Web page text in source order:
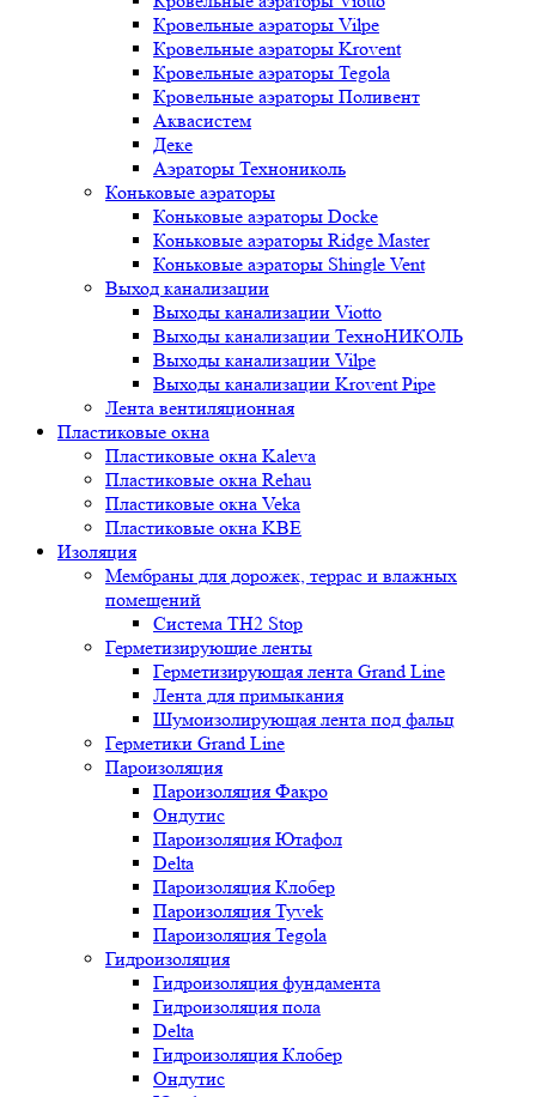
Кровельные аэраторы Vilpe
Кровельные аэраторы Krovent
Кровельные аэраторы Tegola
Кровельные аэраторы Поливент
Аквасистем
Деке
Аэраторы Технониколь
Коньковые аэраторы
Коньковые аэраторы Docke
Коньковые аэраторы Ridge Master
Коньковые аэраторы Shingle Vent
Выход канализации
Выходы канализации Viotto
Выходы канализации ТехноНИКОЛЬ
Выходы канализации Vilpe
Выходы канализации Krovent Pipe
Лента вентиляционная
Пластиковые окна
Пластиковые окна Kaleva
Пластиковые окна Rehau
Пластиковые окна Veka
Пластиковые окна KBE
Изоляция
Мембраны для дорожек, террас и влажных
помещений
Система TH2 Stop
Герметизирующие ленты
Герметизирующая лента Grand Line
Лента для примыкания
Шумоизолирующая лента под фальц
Герметики Grand Line
Пароизоляция
Пароизоляция Факро
Ондутис
Пароизоляция Ютафол
Delta
Пароизоляция Клобер
Пароизоляция Tyvek
Пароизоляция Tegola
Гидроизоляция
Гидроизоляция фундамента
Гидроизоляция пола
Delta
Гидроизоляция Клобер
Ондутис